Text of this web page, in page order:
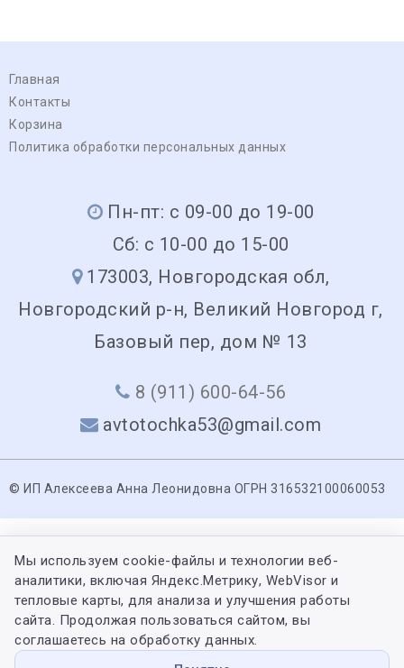
Главная
Контакты
Корзина
Политика обработки персональных данных
Пн-пт: с 09-00 до 19-00
Сб: с 10-00 до 15-00
173003, Новгородская обл,
Новгородский р-н, Великий Новгород г,
Базовый пер, дом № 13
8 (911) 600-64-56
avtotochka53@gmail.com
© ИП Алексеева Анна Леонидовна ОГРН 316532100060053
Мы используем cookie-файлы и технологии веб-
аналитики, включая Яндекс.Метрику, WebVisor и
тепловые карты, для анализа и улучшения работы
сайта. Продолжая пользоваться сайтом, вы
соглашаетесь на обработку данных.